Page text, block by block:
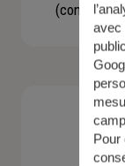
avec
Pour